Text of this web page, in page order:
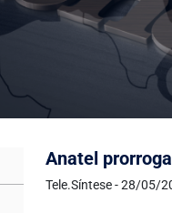
Anatel
Tele.Síntese - 28/05/